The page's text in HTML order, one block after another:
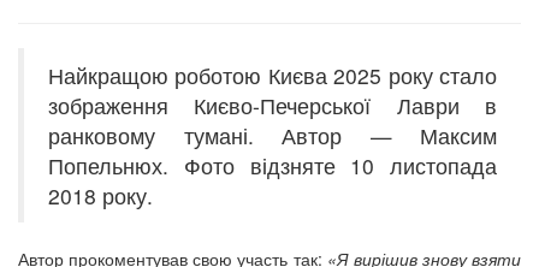
12 сентября 2015Название трансляции
12 сентября 2015
Название трансляции
12 сентября 2015Название трансляции
12 сентября 2015 Название трансляции
Перейти до архіву
Найкращою роботою Києва 2025 року стало
зображення Києво-Печерської Лаври в
ранковому тумані. Автор — Максим
Попельнюх. Фото відзняте 10 листопада
2018 року.
Автор прокоментував свою участь так: «Я вирішив знову взяти